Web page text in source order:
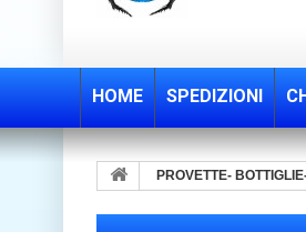
HOME SPEDIZIONI
PROVETTE-